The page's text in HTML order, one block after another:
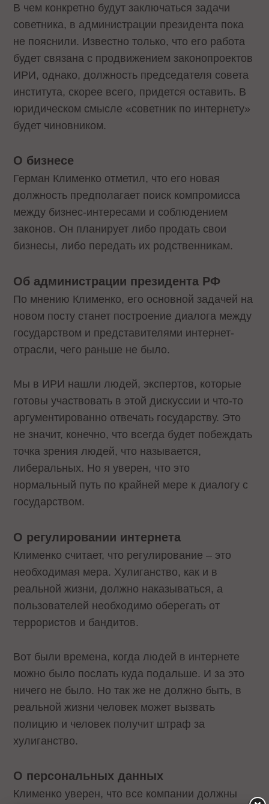
В чем конкретно будут заключаться задачи
советника, в администрации президента пока
не пояснили. Известно только, что его работа
будет связана с продвижением законопроектов
ИРИ, однако, должность председателя совета
института, скорее всего, придется оставить. В
юридическом смысле «советник по интернету»
будет чиновником.
О бизнесе
Герман Клименко отметил, что его новая
должность предполагает поиск компромисса
между бизнес-интересами и соблюдением
законов. Он планирует либо продать свои
бизнесы, либо передать их родственникам.
Об администрации президента РФ
По мнению Клименко, его основной задачей на
новом посту станет построение диалога между
государством и представителями интернет-
отрасли, чего раньше не было.
Мы в ИРИ нашли людей, экспертов, которые
готовы участвовать в этой дискуссии и что-то
аргументированно отвечать государству. Это
не значит, конечно, что всегда будет побеждать
точка зрения людей, что называется,
либеральных. Но я уверен, что это
нормальный путь по крайней мере к диалогу с
государством.
О регулировании интернета
Клименко считает, что регулирование – это
необходимая мера. Хулиганство, как и в
реальной жизни, должно наказываться, а
пользователей необходимо оберегать от
террористов и бандитов.
Вот были времена, когда людей в интернете
можно было послать куда подальше. И за это
ничего не было. Но так же не должно быть, в
реальной жизни человек может вызвать
полицию и человек получит штраф за
хулиганство.
О персональных данных
Клименко уверен, что все компании должны